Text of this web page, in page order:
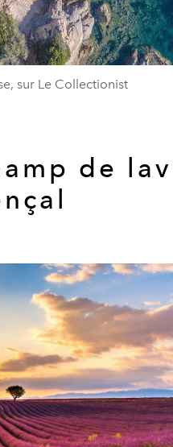
sur Le Collectionist
de